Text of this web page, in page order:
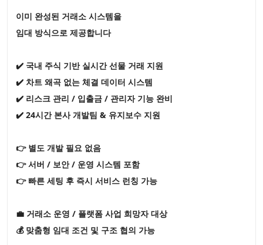
이미 완성된 거래소 시스템을
임대 방식으로 제공합니다
✔️ 국내 주식 기반 실시간 선물 거래 지원
✔️ 차트 왜곡 없는 체결 데이터 시스템
✔️ 리스크 관리 / 입출금 / 관리자 기능 완비
✔️ 24시간 본사 개발팀 & 유지보수 지원
👉 별도 개발 필요 없음
👉 서버 / 보안 / 운영 시스템 포함
👉 빠른 세팅 후 즉시 서비스 런칭 가능
💼 거래소 운영 / 플랫폼 사업 희망자 대상
💰 맞춤형 임대 조건 및 구조 협의 가능